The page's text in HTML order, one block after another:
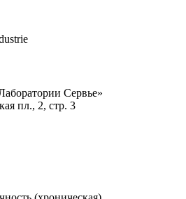
Сервье»
пл., 2, стр. 3